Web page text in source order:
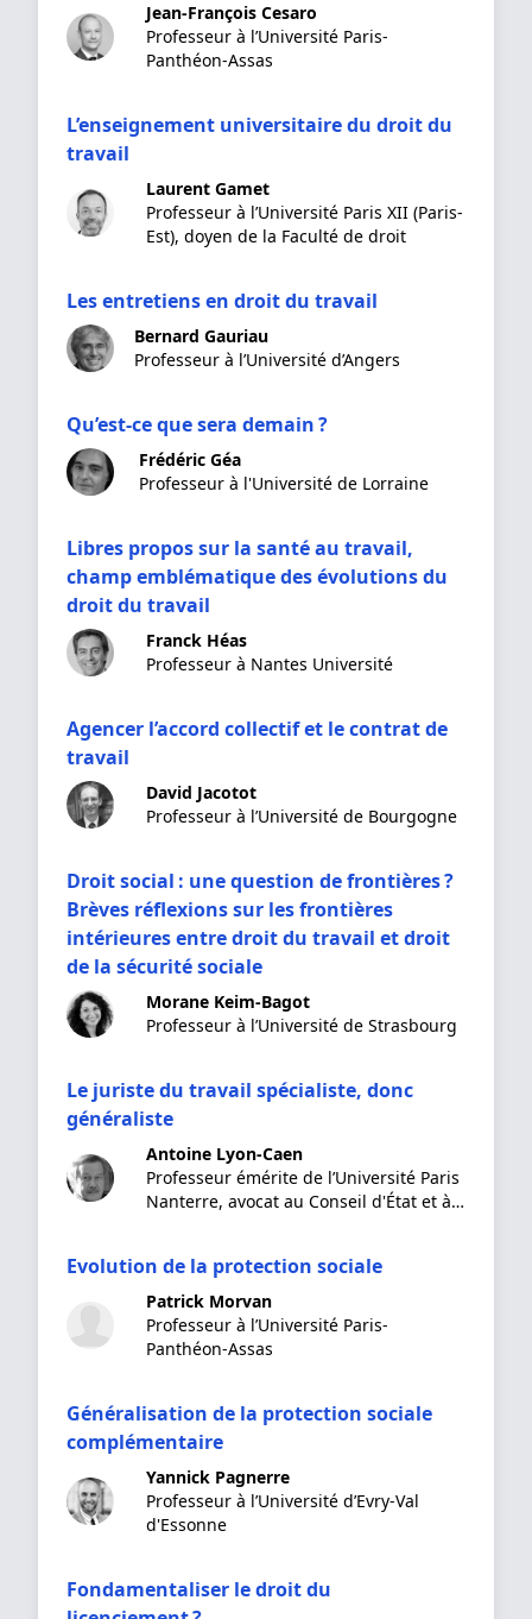
Jean-François Cesaro
Professeur à l’Université Paris-
Panthéon-Assas
L’enseignement universitaire du droit du
travail
Laurent Gamet
Professeur à l’Université Paris XII (Paris-
Est), doyen de la Faculté de droit
Les entretiens en droit du travail
Bernard Gauriau
Professeur à l’Université d’Angers
Qu’est-ce que sera demain ?
Frédéric Géa
Professeur à l'Université de Lorraine
Libres propos sur la santé au travail,
champ emblématique des évolutions du
droit du travail
Franck Héas
Professeur à Nantes Université
Agencer l’accord collectif et le contrat de
travail
David Jacotot
Professeur à l’Université de Bourgogne
Droit social : une question de frontières ?
Brèves réflexions sur les frontières
intérieures entre droit du travail et droit
de la sécurité sociale
Morane Keim-Bagot
Professeur à l’Université de Strasbourg
Le juriste du travail spécialiste, donc
généraliste
Antoine Lyon-Caen
Professeur émérite de l’Université Paris
Nanterre, avocat au Conseil d'État et à
Evolution de la protection sociale
Patrick Morvan
Professeur à l’Université Paris-
Panthéon-Assas
Généralisation de la protection sociale
complémentaire
Yannick Pagnerre
Professeur à l’Université d’Evry-Val
d'Essonne
Fondamentaliser le droit du